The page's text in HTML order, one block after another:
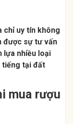
chỉ uy tín không
được sự tư vấn
lựa nhiều loại
tiếng tại đất
mua rượu